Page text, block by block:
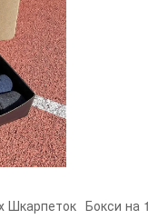
Шкарпеток Бокси на